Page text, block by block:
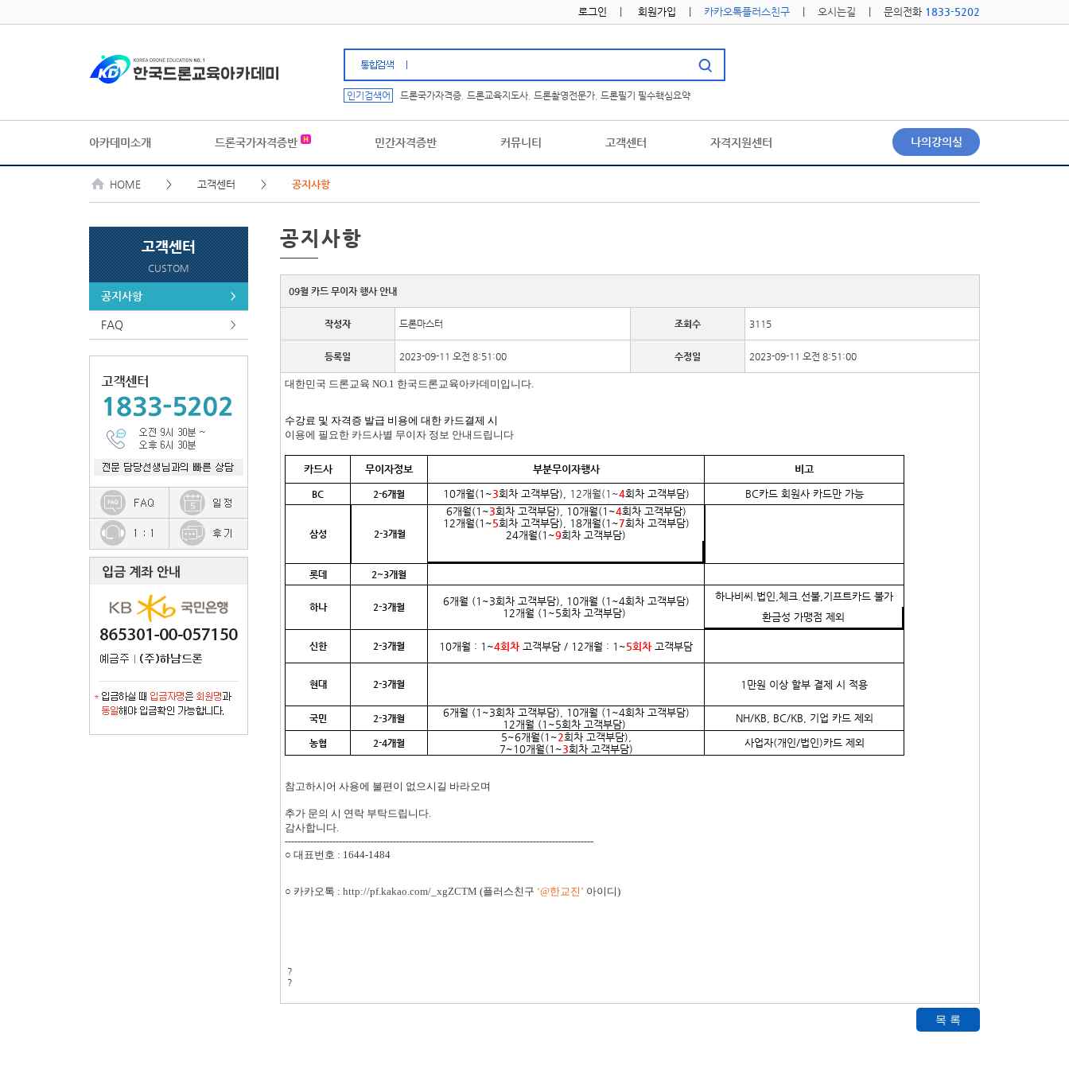
로그인 회원가입 카카오톡플러스친구 오시는길 | 문의전화 1833-5202
인기검색어 드론국가자격증 드론교육지도사 드론촬영전문가 드론필기 필수핵심요약
아카데미소개 드론국가자격증반 민간자격증반 커뮤니티 고객센터 자격지원센터 나의강의실
HOME > 고객센터 > 공지사항
고객센터
CUSTOM
공지사항 >
FAQ >
공지사항
09월 카드 무이자 행사 안내
작성자 드론마스터 조회수 3115
등록일 2023-09-11 오전 8:51:00 수정일 2023-09-11 오전 8:51:00
대한민국 드론교육 NO.1 한국드론교육아카데미입니다.
수강료 및 자격증 발급 비용에 대한 카드결제 시
이용에 필요한 카드사별 무이자 정보 안내드립니다
카드사 무이자정보 부분무이자행사 비고
BC 2-6개월 10개월(1~3회차 고객부담), 12개월(1~4회차 고객부담) BC카드 회원사 카드만 가능
삼성 2-3개월
6개월(1~3회차 고객부담), 10개월(1~4회차 고객부담)
12개월(1~5회차 고객부담), 18개월(1~7회차 고객부담)
24개월(1~9회차 고객부담)
롯데 2~3개월
하나 2-3개월
6개월 (1~3회차 고객부담), 10개월 (1~4회차 고객부담)
12개월 (1~5회차 고객부담)
하나비씨.법인,체크.선불,기프트카드 불가
환금성 가맹점 제외
신한 2-3개월 10개월 : 1~4회차고객부담 / 12개월 : 1~5회차고객부담
현대 2-3개월 1만원 이상 할부 결제 시 적용
국민 2-3개월
6개월 (1~3회차 고객부담), 10개월 (1~4회차 고객부담)
12개월 (1~5회차 고객부담)
NH/KB, BC/KB, 기업 카드 제외
농협 2-4개월 5~6개월(1~2회차 고객부담),
7~10개월(1~3회차 고객부담)
사업자(개인/법인)카드 제외
참고하시어 사용에 불편이 없으시길 바라오며
추가 문의 시 연락 부탁드립니다.
감사합니다.
-------------------------------------------------------------------------------------------------
○ 대표번호 : 1644-1484
○ 카카오톡 : http://pf.kakao.com/_xgZCTM (플러스친구 ‘@한교진’ 아이디)
?
?